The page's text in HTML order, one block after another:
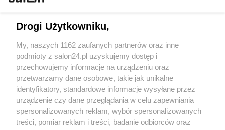
Sport
Społeczeństwo
Kultura
Drogi Użytkowniku,
My, naszych 1162 zaufanych partnerów oraz inne
podmioty z salon24.pl uzyskujemy dostęp i
przechowujemy informacje na urządzeniu oraz
przetwarzamy dane osobowe, takie jak unikalne
identyfikatory, standardowe informacje wysyłane przez
urządzenie czy dane przeglądania w celu zapewniania
spersonalizowanych reklam, wybór spersonalizowanych
treści, pomiar reklam i treści, badanie odbiorców oraz